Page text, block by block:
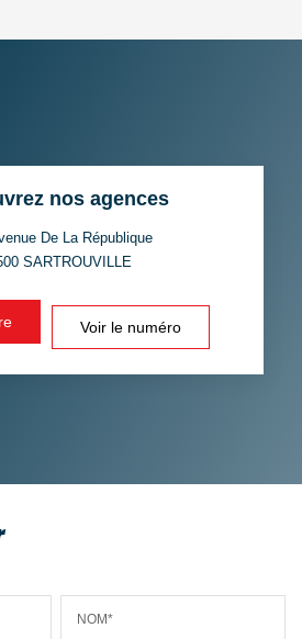
PART DES MÉNAGES SANS
VOITURE
ECOLES ET CRÈCHES
nos agences
De La République
SARTROUVILLE
Voir le numéro
NOM*